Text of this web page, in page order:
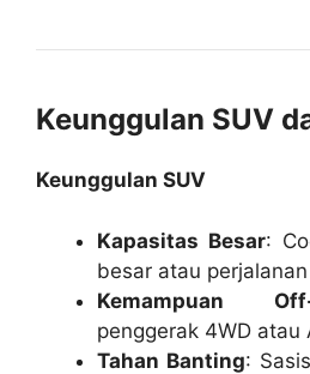
Keunggulan SUV
Keunggulan SUV
Kapasitas Besar:
besar atau
Kemampuan Off-
penggerak 4WD atau
Tahan Banting: